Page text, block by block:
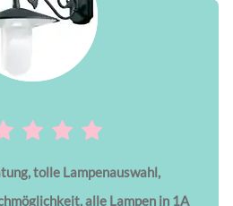
tolle Lampenauswahl,
alle Lampen in 1A